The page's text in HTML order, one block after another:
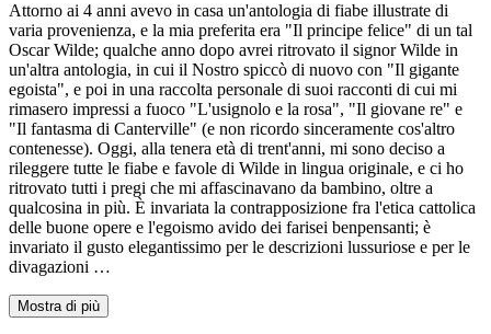
Attorno ai 4 anni avevo in casa un'antologia di fiabe illustrate di
varia provenienza, e la mia preferita era "Il principe felice" di un tal
Oscar Wilde; qualche anno dopo avrei ritrovato il signor Wilde in
un'altra antologia, in cui il Nostro spiccò di nuovo con "Il gigante
egoista", e poi in una raccolta personale di suoi racconti di cui mi
rimasero impressi a fuoco "L'usignolo e la rosa", "Il giovane re" e
"Il fantasma di Canterville" (e non ricordo sinceramente cos'altro
contenesse). Oggi, alla tenera età di trent'anni, mi sono deciso a
rileggere tutte le fiabe e favole di Wilde in lingua originale, e ci ho
ritrovato tutti i pregi che mi affascinavano da bambino, oltre a
qualcosina in più. È invariata la contrapposizione fra l'etica cattolica
delle buone opere e l'egoismo avido dei farisei benpensanti; è
invariato il gusto elegantissimo per le descrizioni lussuriose e per le
divagazioni …
Mostra di più